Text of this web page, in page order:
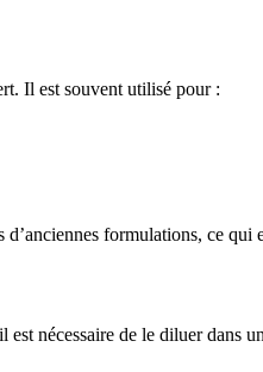
Il est souvent utilisé pour :
formulations, ce
est nécessaire de le diluer dans